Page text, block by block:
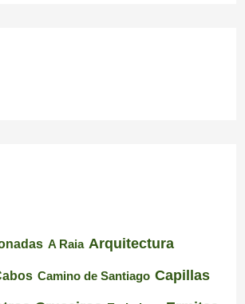
A Raia Arquitectura
Camino de Santiago Capillas